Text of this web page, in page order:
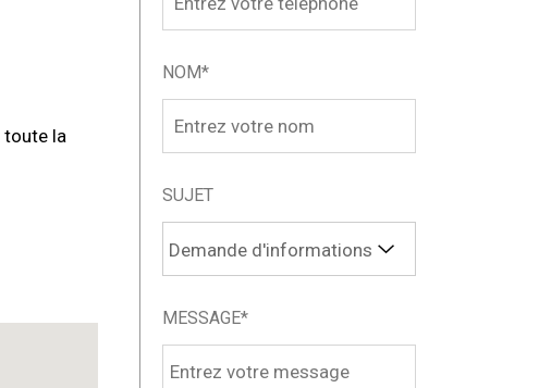
toute la
NOM*
SUJET
MESSAGE*